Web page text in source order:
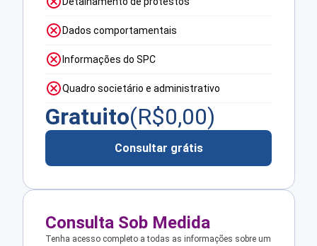
Dados comportamentais
Informações do SPC
Quadro societário e administrativo
Gratuito(R$0,00)
Consultar grátis
Consulta Sob Medida
Tenha acesso completo a todas as informações sobre um